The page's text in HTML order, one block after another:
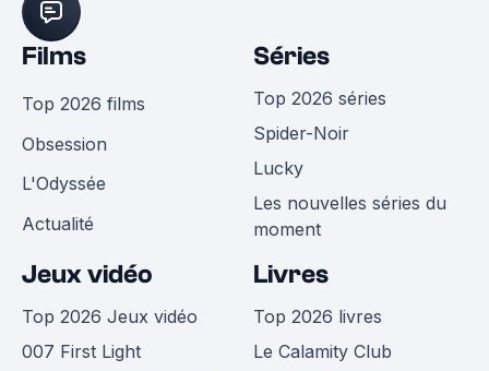
Films
Top 2026 films
Obsession
L'Odyssée
Actualité
Séries
Top 2026 séries
Spider-Noir
Lucky
Les nouvelles séries du
moment
Jeux vidéo
Top 2026 Jeux vidéo
007 First Light
Livres
Top 2026 livres
Le Calamity Club